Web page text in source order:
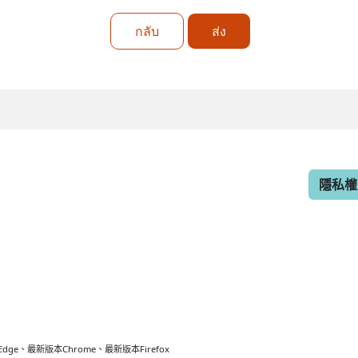
กลับ ส่ง
隱私
、最新版本Chrome、最新版本Firefox